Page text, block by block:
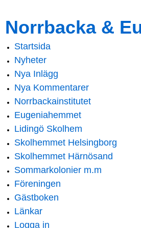
main
content
navigation
Norrbacka &
Main menu
Startsida
Nyheter
Nya Inlägg
Nya Kommentarer
Norrbackainstitutet
Eugeniahemmet
Lidingö Skolhem
Skolhemmet Helsingborg
Skolhemmet Härnösand
Sommarkolonier m.m
Föreningen
Gästboken
Länkar
Logga in